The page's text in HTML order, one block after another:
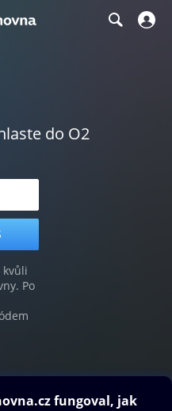
do O2
kvůli
Po